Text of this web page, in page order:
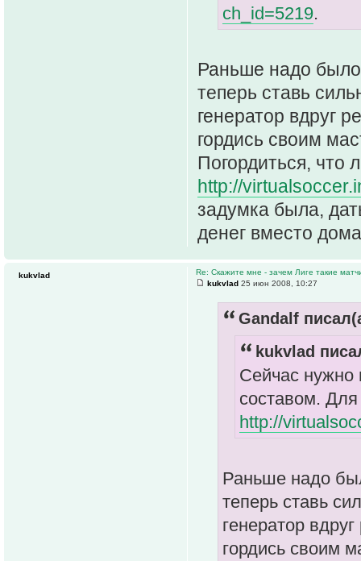
ch_id=5219.
Раньше надо было
теперь ставь
генератор вдруг
гордись своим
Погордиться, что
http://
задумка была,
денег вместо
Re: Скажите мне - зачем Лиге такие
kukvlad 25 июн 2008, 10:27
Gandalf
kukvlad
Сейчас нужно
составом.
http://
Раньше надо
теперь ставь
генератор
гордись своим
kukvlad